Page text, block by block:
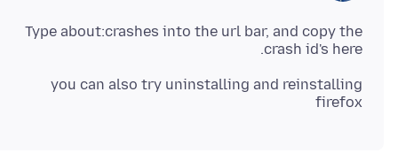
Type about:crashes into the url bar, and copy the
crash id's here.
you can also try uninstalling and reinstalling
firefox